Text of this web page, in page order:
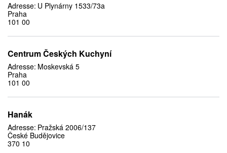
Adresse: U Plynárny 1533/73a
Praha
101 00
Centrum Českých Kuchyní
Adresse: Moskevská 5
Praha
101 00
Hanák
Adresse: Pražská 2006/137
České Budějovice
370 10